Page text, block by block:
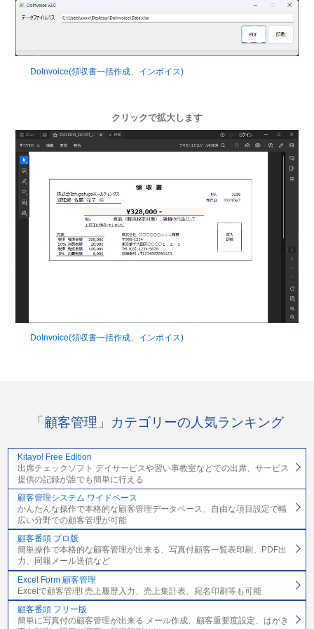
DoInvoice(領収書一括作成、インボイス)
クリックで拡大します
DoInvoice(領収書一括作成、インボイス)
「顧客管理」カテゴリーの人気ランキング
Kitayo! Free Edition
出席チェックソフト デイサービスや習い事教室などでの出席、サービス
提供の記録が誰でも簡単に行える
顧客管理システム ワイドベース
かんたんな操作で本格的な顧客管理データベース、自由な項目設定で幅
広い分野での顧客管理が可能
顧客番頭 プロ版
簡単操作で本格的な顧客管理が出来る、写真付顧客一覧表印刷、PDF出
力、同報メール送信など
Excel Form 顧客管理
Excelで顧客管理! 売上履歴入力、売上集計表、宛名印刷等も可能
顧客番頭 フリー版
簡単に写真付の顧客管理が出来る メール作成、顧客重要度設定、はがき